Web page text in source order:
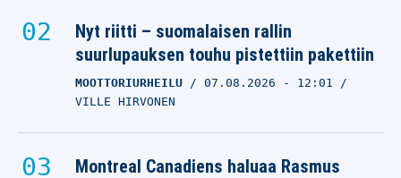
Nyt riitti – suomalaisen rallin
suurlupauksen touhu pistettiin pakettiin
MOOTTORIURHEILU 07.08.2026 - 12:01
VILLE HIRVONEN
Montreal Canadiens haluaa Rasmus